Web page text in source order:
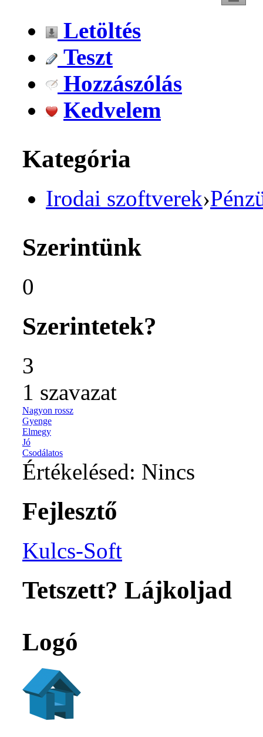
Letöltés
Teszt
Hozzászólás
Kedvelem
Kategória
Irodai szoftverek›
Szerintünk
0
Szerintetek?
3
1 szavazat
Nagyon rossz
Gyenge
Elmegy
Jó
Csodálatos
Értékelésed: Nincs
Fejlesztő
Kulcs-Soft
Tetszett? Lájkoljad
Logó